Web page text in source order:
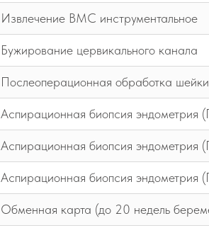
Извлечение ВМС инструментальное
Бужирование цервикального канала
Послеоперационная обработка
Аспирационная биопсия эндометрия
Аспирационная биопсия эндометрия
Аспирационная биопсия эндометрия
Обменная карта (до 20 недель